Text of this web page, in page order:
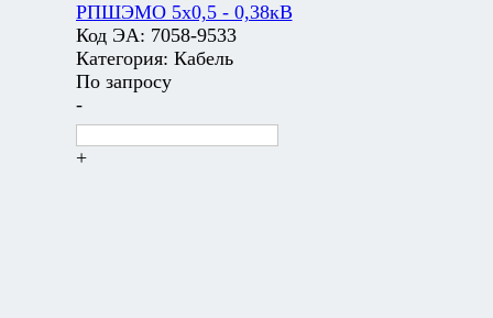
РПШЭМО 5х0,5 - 0,38кВ
Код ЭА: 7058-9533
Категория: Кабель
По запросу
-
+